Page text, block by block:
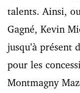
talents. Ainsi,
Gagné, Kevin
jusqu’à présent
pour les
Montmagny